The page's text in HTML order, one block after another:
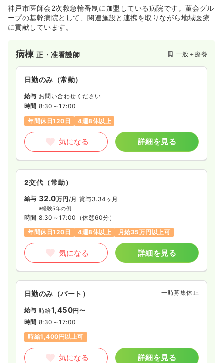
神戸市医師会2次救急輪番制に加盟している病院です。菫会グル
ープの基幹病院として、関連施設と連携を取りながら地域医療
に貢献しています。
病棟正・准看護師 一般＋療養
日勤のみ（常勤）
給与 お問い合わせください
時間 8:30～17:00
年間休日120日
4週8休以上
気になる 詳細を見る
2交代（常勤）
給与 32.0万円 /月 賞与3.34ヶ月
※経験5年の例
時間 8:30～17:00 （休憩60分）
年間休日120日
4週8休以上 月給35万円以上可
気になる 詳細を見る
日勤のみ（パート） 一時募集休止
給与 時給1,450円〜
時間 8:30～17:00
時給1,400円以上可
気になる 詳細を見る